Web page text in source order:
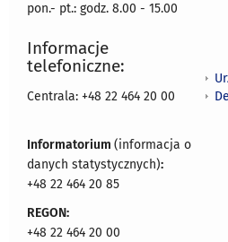
pon.- pt.: godz. 8.00 - 15.00
Informacje
telefoniczne:
Centrala: +48 22 464 20 00
Informatorium (informacja o
danych statystycznych):
+48 22 464 20 85
REGON:
+48 22 464 20 00